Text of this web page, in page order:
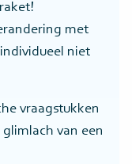
met
niet
vraagstukken
van een